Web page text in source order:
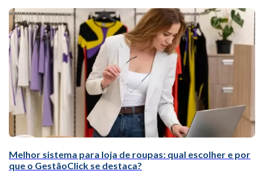
Melhor sistema para loja de roupas: qual escolher e por
que o GestãoClick se destaca?